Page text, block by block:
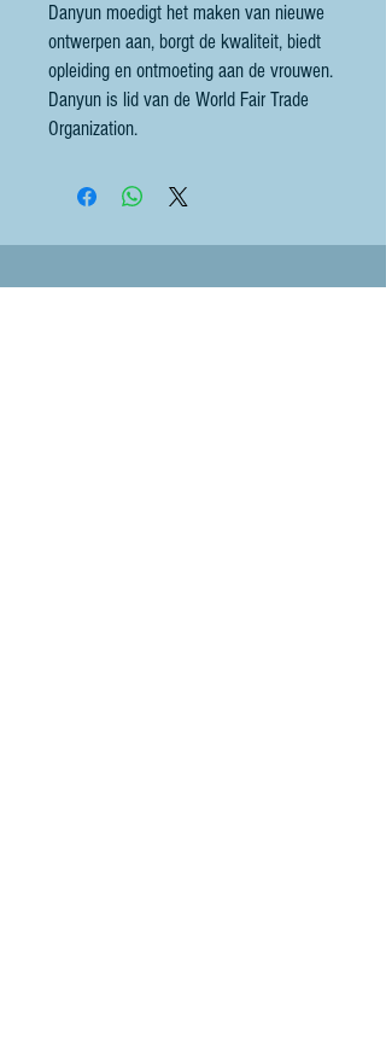
Danyun moedigt het maken van nieuwe
ontwerpen aan, borgt de kwaliteit, biedt
opleiding en ontmoeting aan de vrouwen.
Danyun is lid van de World Fair Trade
Organization.